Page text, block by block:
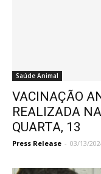
Saúde Animal
VACINAÇÃO
REALIZADA
QUARTA, 13
Press Release - 03/13/